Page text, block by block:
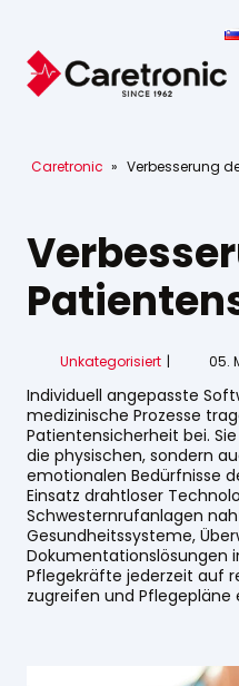
Caretronic » Verbesserung
Unkategorisiert 05.
Individuell angepasste
medizinische Prozesse
Patientensicherheit bei.
die physischen, sondern
emotionalen Bedürfnisse
Einsatz drahtloser
Schwesternrufanlagen
Gesundheitssysteme,
Dokumentationslösungen
Pflegekräfte jederzeit auf
zugreifen und Pflegepläne